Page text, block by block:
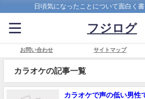
日頃気になったことについて面白く書
フジログ
お問い合わせ サイトマップ
カラオケの記事一覧
カラオケで声の低い男性